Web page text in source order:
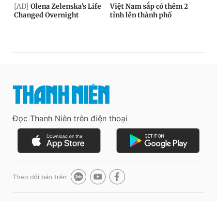
Đọc Thanh Niên trên điện thoại
Theo dõi báo trên